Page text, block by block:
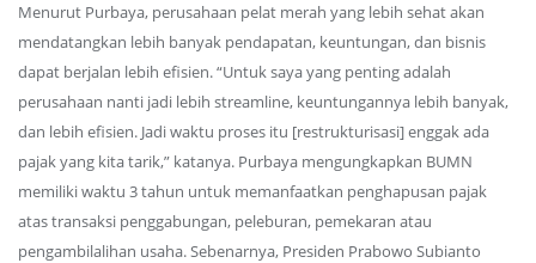
Menurut Purbaya, perusahaan pelat merah yang lebih sehat akan
mendatangkan lebih banyak pendapatan, keuntungan, dan bisnis
dapat berjalan lebih efisien. “Untuk saya yang penting adalah
perusahaan nanti jadi lebih streamline, keuntungannya lebih banyak,
dan lebih efisien. Jadi waktu proses itu [restrukturisasi] enggak ada
pajak yang kita tarik,” katanya. Purbaya mengungkapkan BUMN
memiliki waktu 3 tahun untuk memanfaatkan penghapusan pajak
atas transaksi penggabungan, peleburan, pemekaran atau
pengambilalihan usaha. Sebenarnya, Presiden Prabowo Subianto